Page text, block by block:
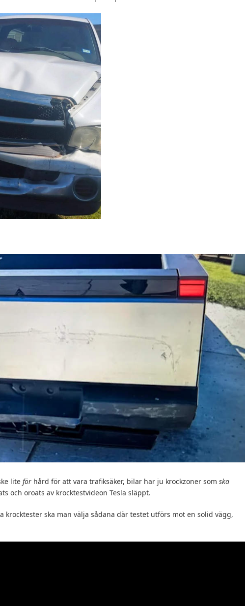
lite för hård för att vara trafiksäker, bilar har ju krockzoner som ska
och oroats av krocktestvideon Tesla släppt.
krocktester ska man välja sådana där testet utförs mot en solid vägg,